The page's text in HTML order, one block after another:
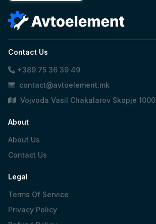
Contact Us
+389 75 36 39 49
contact@avtoelement.mk
Vojvoda Vasil Chakalarov Skopje 1000
About
About Us
Contact Us
Legal
Terms Of Service
Privacy Policy